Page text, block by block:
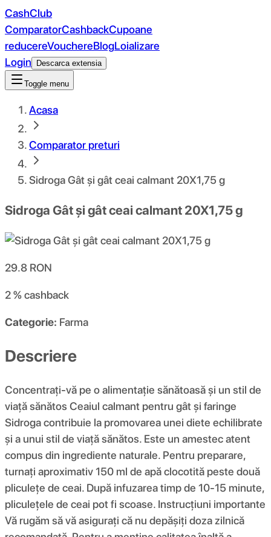
CashClub
ComparatorCashbackCupoane
reducereVouchereBlogLoializare
Login
Descarca extensia
Toggle menu
Acasa
Comparator preturi
Sidroga Gât și gât ceai calmant 20X1,75 g
Sidroga Gât și gât ceai calmant 20X1,75 g
29.8 RON
2 %cashback
Categorie: Farma
Descriere
Concentrați-vă pe o alimentație sănătoasă și un stil de
viață sănătos Ceaiul calmant pentru gât și faringe
Sidroga contribuie la promovarea unei diete echilibrate
și a unui stil de viață sănătos. Este un amestec atent
compus din ingrediente naturale. Pentru preparare,
turnați aproximativ 150 ml de apă clocotită peste două
pliculețe de ceai. După infuzarea timp de 10-15 minute,
pliculețele de ceai pot fi scoase. Instrucțiuni importante
Vă rugăm să vă asigurați că nu depășiți doza zilnică